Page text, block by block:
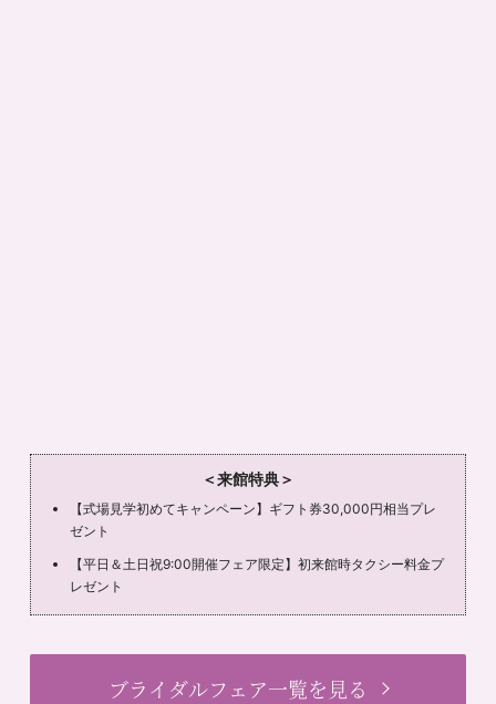
＜来館特典＞
【式場見学初めてキャンペーン】ギフト券30,000円相当プレ
ゼント
【平日＆土日祝9:00開催フェア限定】初来館時タクシー料金プ
レゼント
ブライダルフェア一覧を見る